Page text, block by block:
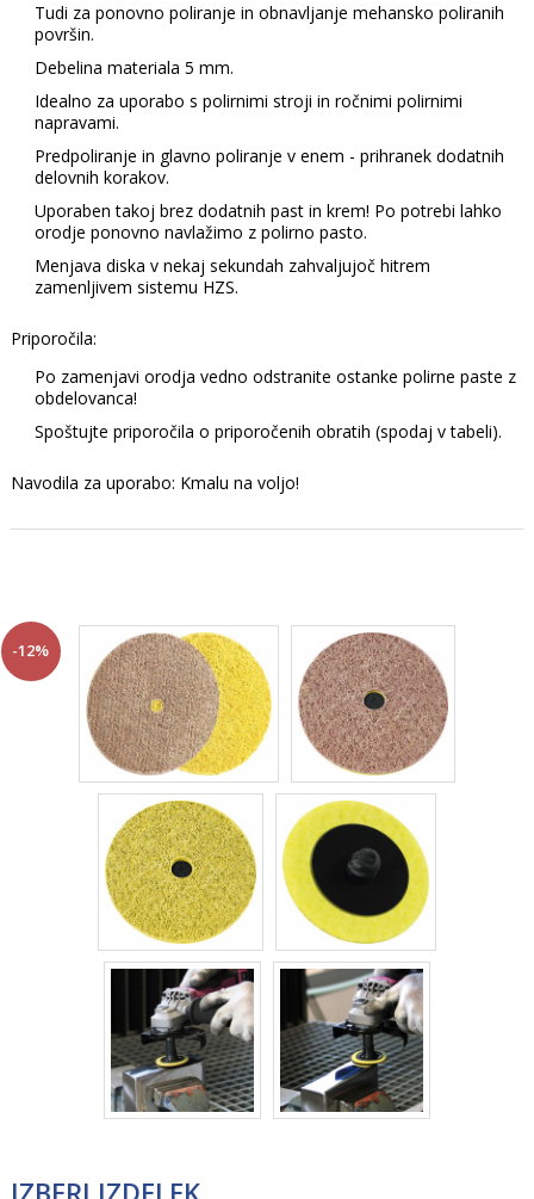
Tudi za ponovno poliranje in obnavljanje mehansko poliranih
površin.
Debelina materiala 5 mm.
Idealno za uporabo s polirnimi stroji in ročnimi polirnimi
napravami.
Predpoliranje in glavno poliranje v enem - prihranek dodatnih
delovnih korakov.
Uporaben takoj brez dodatnih past in krem! Po potrebi lahko
orodje ponovno navlažimo z polirno pasto.
Menjava diska v nekaj sekundah zahvaljujoč hitrem
zamenljivem sistemu HZS.
Priporočila:
Po zamenjavi orodja vedno odstranite ostanke polirne paste z
obdelovanca!
Spoštujte priporočila o priporočenih obratih (spodaj v tabeli).
Navodila za uporabo: Kmalu na voljo!
-12%
IZBERI IZDELEK